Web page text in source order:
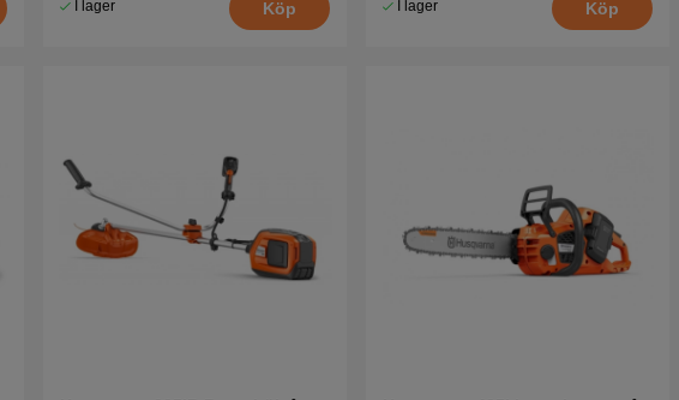
I lager Köp I lager Köp